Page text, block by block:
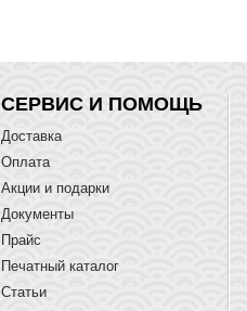
СЕРВИС И ПОМОЩЬ
Доставка
Оплата
Акции и подарки
Документы
Прайс
Печатный каталог
Статьи